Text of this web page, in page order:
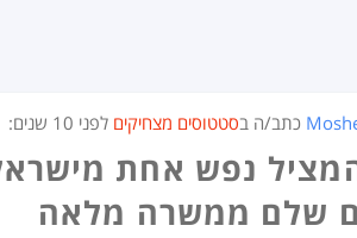
כתב/ה בסטטוסים מצחיקים לפני 10 שנים :
נפש אחת
שלם ממשרה מלאה